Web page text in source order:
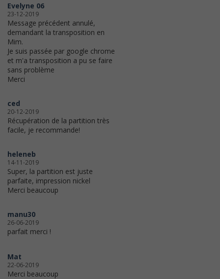
Evelyne 06
23-12-2019
Message précédent annulé,
demandant la transposition en
Mim.
Je suis passée par google chrome
et m'a transposition a pu se faire
sans problème
Merci
ced
20-12-2019
Récupération de la partition très
facile, je recommande!
heleneb
14-11-2019
Super, la partition est juste
parfaite, impression nickel
Merci beaucoup
manu30
26-06-2019
parfait merci !
Mat
22-06-2019
Merci beaucoup